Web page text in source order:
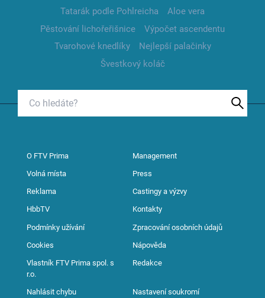
Tatarák podle Pohlreicha
Aloe vera
Pěstování lichořeřišnice
Výpočet ascendentu
Tvarohové knedlíky
Nejlepší palačinky
Švestkový koláč
O FTV Prima Management
Volná místa Press
Reklama Castingy a výzvy
HbbTV Kontakty
Podmínky užívání Zpracování osobních údajů
Cookies Nápověda
Vlastník FTV Prima spol. s
r.o.
Redakce
Nahlásit chybu Nastavení soukromí